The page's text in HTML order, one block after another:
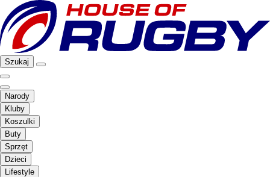
Szukaj
Narody
Kluby
Koszulki
Buty
Sprzęt
Dzieci
Lifestyle